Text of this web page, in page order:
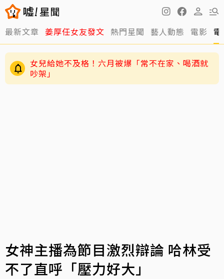
最新文章 姜厚任女友發文 熱門星聞 藝人動態 電影
女兒給她不及格！六月被爆「常不在家、喝酒就
吵架」
女神主播為節目激烈辯論 哈林受
不了直呼「壓力好大」